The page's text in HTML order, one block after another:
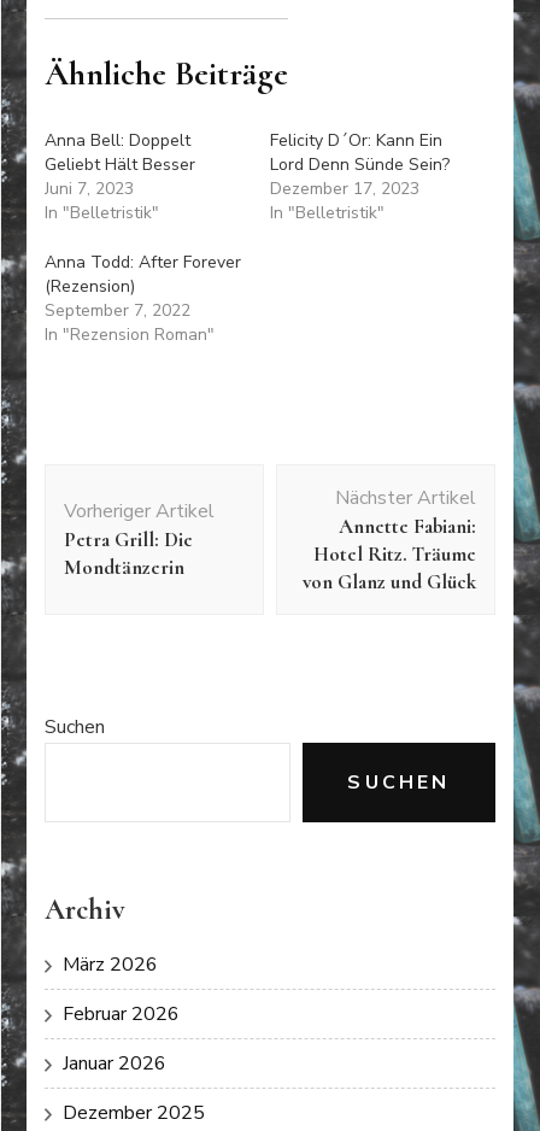
Ähnliche Beiträge
Anna Bell: Doppelt
Geliebt Hält Besser
Juni 7, 2023
In "Belletristik"
Felicity D´Or: Kann Ein
Lord Denn Sünde Sein?
Dezember 17, 2023
In "Belletristik"
Anna Todd: After Forever
(Rezension)
September 7, 2022
In "Rezension Roman"
Vorheriger Artikel
Petra Grill: Die
Mondtänzerin
Nächster Artikel
Annette Fabiani:
Hotel Ritz. Träume
von Glanz und Glück
Suchen
SUCHEN
Archiv
März 2026
Februar 2026
Januar 2026
Dezember 2025